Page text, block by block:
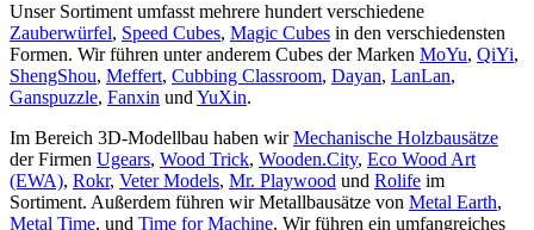
Unser Sortiment umfasst mehrere hundert verschiedene
Zauberwürfel, Speed Cubes, Magic Cubes in den verschiedensten
Formen. Wir führen unter anderem Cubes der Marken MoYu, QiYi,
ShengShou, Meffert, Cubbing Classroom, Dayan, LanLan,
Ganspuzzle, Fanxin und YuXin.
Im Bereich 3D-Modellbau haben wirMechanische Holzbausätze
der Firmen Ugears, Wood Trick, Wooden.City, Eco Wood Art
(EWA), Rokr, Veter Models, Mr. Playwood und Rolife im
Sortiment. Außerdem führen wir Metallbausätze von Metal Earth,
Metal Time, und Time for Machine. Wir führen ein umfangreiches